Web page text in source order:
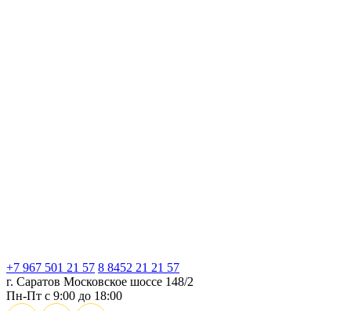
+7 967 501 21 57 8 8452 21 21 57
г. Саратов Московское шоссе 148/2
Пн-Пт с 9:00 до 18:00